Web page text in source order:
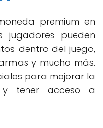
premium en
jugadores pueden
dentro del juego,
y mucho más.
para mejorar la
y tener acceso a